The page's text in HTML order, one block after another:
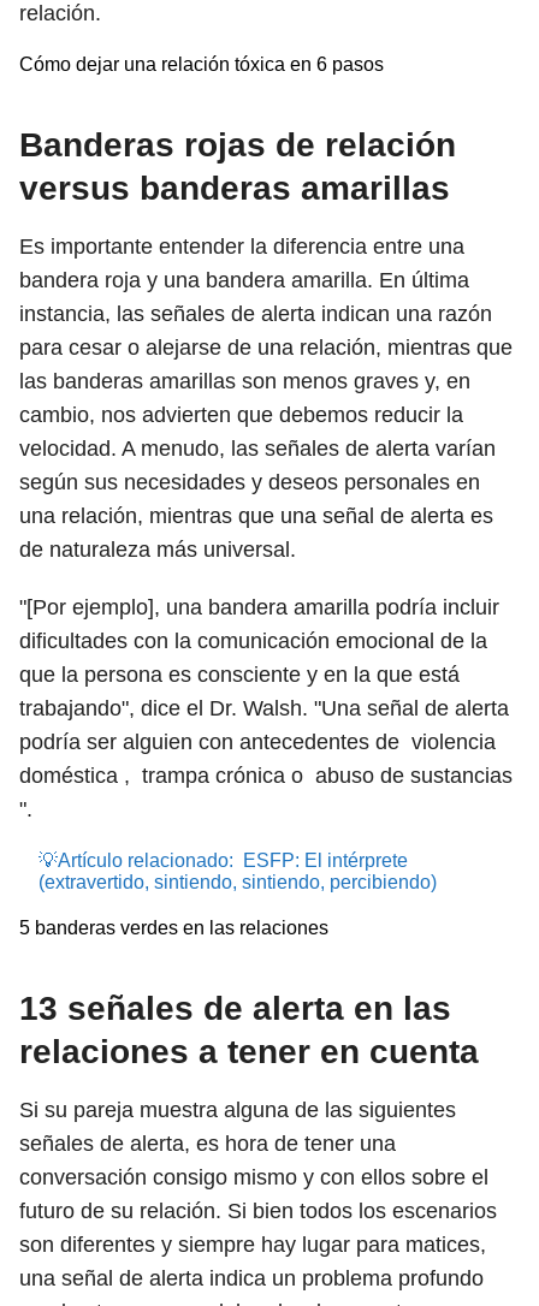
relación.
Cómo dejar una relación tóxica en 6 pasos
Banderas rojas de relación
versus banderas amarillas
Es importante entender la diferencia entre una
bandera roja y una bandera amarilla. En última
instancia, las señales de alerta indican una razón
para cesar o alejarse de una relación, mientras que
las banderas amarillas son menos graves y, en
cambio, nos advierten que debemos reducir la
velocidad. A menudo, las señales de alerta varían
según sus necesidades y deseos personales en
una relación, mientras que una señal de alerta es
de naturaleza más universal.
"[Por ejemplo], una bandera amarilla podría incluir
dificultades con la comunicación emocional de la
que la persona es consciente y en la que está
trabajando", dice el Dr. Walsh. "Una señal de alerta
podría ser alguien con antecedentes de violencia
doméstica , trampa crónica o abuso de sustancias
".
💡Artículo relacionado:
ESFP: El intérprete
(extravertido, sintiendo, sintiendo, percibiendo)
5 banderas verdes en las relaciones
13 señales de alerta en las
relaciones a tener en cuenta
Si su pareja muestra alguna de las siguientes
señales de alerta, es hora de tener una
conversación consigo mismo y con ellos sobre el
futuro de su relación. Si bien todos los escenarios
son diferentes y siempre hay lugar para matices,
una señal de alerta indica un problema profundo